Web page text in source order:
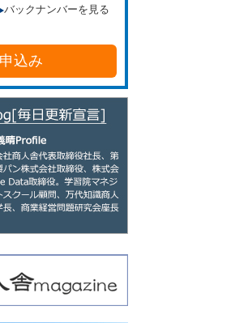
バックナンバーを見る
込み